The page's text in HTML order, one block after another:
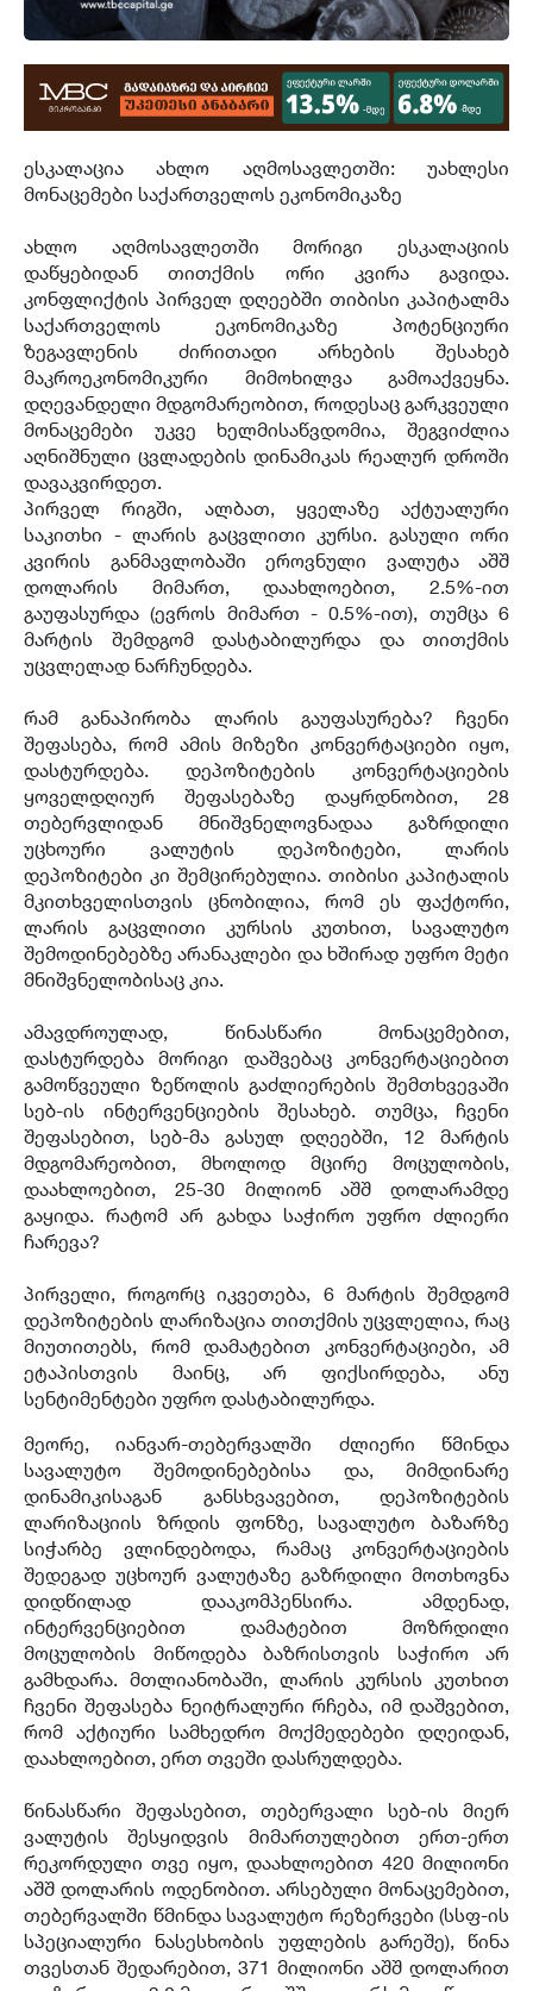
ესკალაცია ახლო აღმოსავლეთში: უახლესი
მონაცემები საქართველოს ეკონომიკაზე
ახლო აღმოსავლეთში მორიგი ესკალაციის
დაწყებიდან თითქმის ორი კვირა გავიდა.
კონფლიქტის პირველ დღეებში თიბისი კაპიტალმა
საქართველოს ეკონომიკაზე პოტენციური
ზეგავლენის ძირითადი არხების შესახებ
მაკროეკონომიკური მიმოხილვა გამოაქვეყნა.
დღევანდელი მდგომარეობით, როდესაც გარკვეული
მონაცემები უკვე ხელმისაწვდომია, შეგვიძლია
აღნიშნული ცვლადების დინამიკას რეალურ დროში
დავაკვირდეთ.
პირველ რიგში, ალბათ, ყველაზე აქტუალური
საკითხი - ლარის გაცვლითი კურსი. გასული ორი
კვირის განმავლობაში ეროვნული ვალუტა აშშ
დოლარის მიმართ, დაახლოებით, 2.5%-ით
გაუფასურდა (ევროს მიმართ - 0.5%-ით), თუმცა 6
მარტის შემდგომ დასტაბილურდა და თითქმის
უცვლელად ნარჩუნდება.
რამ განაპირობა ლარის გაუფასურება? ჩვენი
შეფასება, რომ ამის მიზეზი კონვერტაციები იყო,
დასტურდება. დეპოზიტების კონვერტაციების
ყოველდღიურ შეფასებაზე დაყრდნობით, 28
თებერვლიდან მნიშვნელოვნადაა გაზრდილი
უცხოური ვალუტის დეპოზიტები, ლარის
დეპოზიტები კი შემცირებულია. თიბისი კაპიტალის
მკითხველისთვის ცნობილია, რომ ეს ფაქტორი,
ლარის გაცვლითი კურსის კუთხით, სავალუტო
შემოდინებებზე არანაკლები და ხშირად უფრო მეტი
მნიშვნელობისაც კია.
ამავდროულად, წინასწარი მონაცემებით,
დასტურდება მორიგი დაშვებაც კონვერტაციებით
გამოწვეული ზეწოლის გაძლიერების შემთხვევაში
სებ-ის ინტერვენციების შესახებ. თუმცა, ჩვენი
შეფასებით, სებ-მა გასულ დღეებში, 12 მარტის
მდგომარეობით, მხოლოდ მცირე მოცულობის,
დაახლოებით, 25-30 მილიონ აშშ დოლარამდე
გაყიდა. რატომ არ გახდა საჭირო უფრო ძლიერი
ჩარევა?
პირველი, როგორც იკვეთება, 6 მარტის შემდგომ
დეპოზიტების ლარიზაცია თითქმის უცვლელია, რაც
მიუთითებს, რომ დამატებით კონვერტაციები, ამ
ეტაპისთვის მაინც, არ ფიქსირდება, ანუ
სენტიმენტები უფრო დასტაბილურდა.
მეორე, იანვარ-თებერვალში ძლიერი წმინდა
სავალუტო შემოდინებებისა და, მიმდინარე
დინამიკისაგან განსხვავებით, დეპოზიტების
ლარიზაციის ზრდის ფონზე, სავალუტო ბაზარზე
სიჭარბე ვლინდებოდა, რამაც კონვერტაციების
შედეგად უცხოურ ვალუტაზე გაზრდილი მოთხოვნა
დიდწილად დააკომპენსირა. ამდენად,
ინტერვენციებით დამატებით მოზრდილი
მოცულობის მიწოდება ბაზრისთვის საჭირო არ
გამხდარა. მთლიანობაში, ლარის კურსის კუთხით
ჩვენი შეფასება ნეიტრალური რჩება, იმ დაშვებით,
რომ აქტიური სამხედრო მოქმედებები დღეიდან,
დაახლოებით, ერთ თვეში დასრულდება.
წინასწარი შეფასებით, თებერვალი სებ-ის მიერ
ვალუტის შესყიდვის მიმართულებით ერთ-ერთ
რეკორდული თვე იყო, დაახლოებით 420 მილიონი
აშშ დოლარის ოდენობით. არსებული მონაცემებით,
თებერვალში წმინდა სავალუტო რეზერვები (სსფ-ის
სპეციალური ნასესხობის უფლების გარეშე), წინა
თვესთან შედარებით, 371 მილიონი აშშ დოლარით